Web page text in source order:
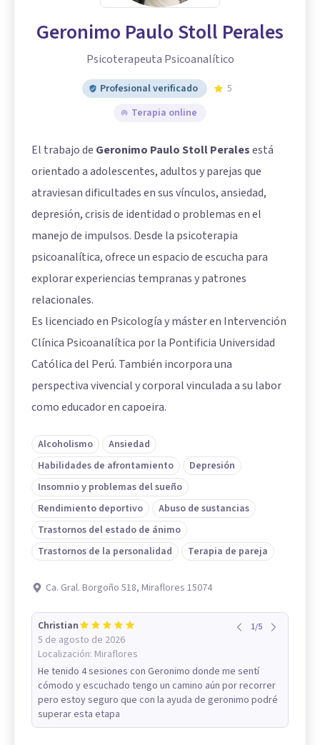
Geronimo Paulo Stoll Perales
Psicoterapeuta Psicoanalítico
Profesional verificado
5
Terapia online
El trabajo de Geronimo Paulo Stoll Peralesestá
orientado a adolescentes, adultos y parejas que
atraviesan dificultades en sus vínculos, ansiedad,
depresión, crisis de identidad o problemas en el
manejo de impulsos. Desde la psicoterapia
psicoanalítica, ofrece un espacio de escucha para
explorar experiencias tempranas y patrones
relacionales.
Es licenciado en Psicología y máster en Intervención
Clínica Psicoanalítica por la Pontificia Universidad
Católica del Perú. También incorpora una
perspectiva vivencial y corporal vinculada a su labor
como educador en capoeira.
Alcoholismo
Ansiedad
Habilidades de afrontamiento
Depresión
Insomnio y problemas del sueño
Rendimiento deportivo
Abuso de sustancias
Trastornos del estado de ánimo
Trastornos de la personalidad
Terapia de pareja
Ca. Gral. Borgoño 518, Miraflores 15074
Christian
5 de agosto de 2026
Localización: Miraflores
1/5
He tenido 4 sesiones con Geronimo donde me sentí
cómodo y escuchado tengo un camino aún por recorrer
pero estoy seguro que con la ayuda de geronimo podré
superar esta etapa